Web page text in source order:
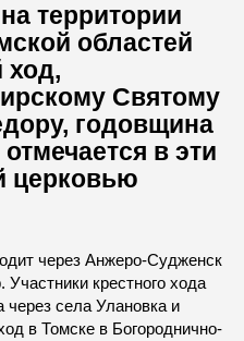
территории
областей
ход,
Святому
годовщина
в эти
церковью
через Анжеро-Судженск
крестного хода
села Улановка и
в Томске в Богороднично-